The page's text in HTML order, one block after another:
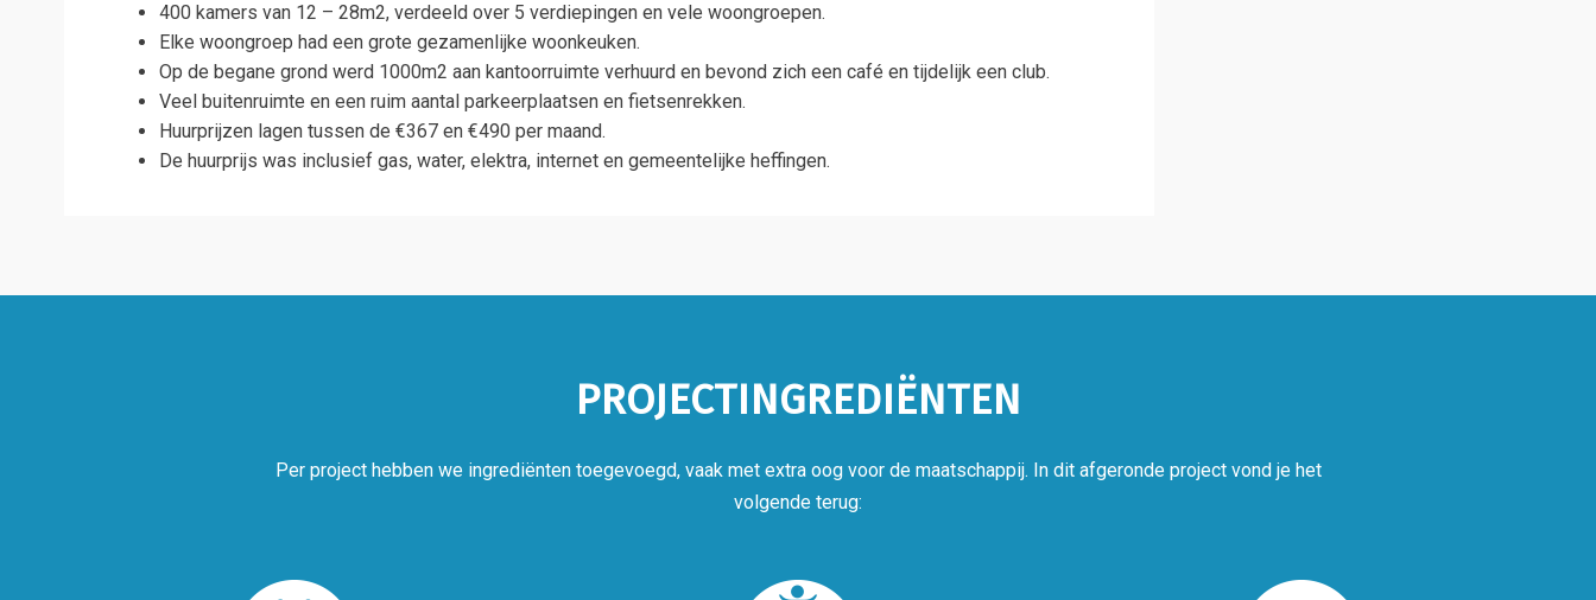
400 kamers van 12 – 28m2, verdeeld over 5 verdiepingen en vele woongroepen.
Elke woongroep had een grote gezamenlijke woonkeuken.
Op de begane grond werd 1000m2 aan kantoorruimte verhuurd en bevond zich een café en tijdelijk een club.
Veel buitenruimte en een ruim aantal parkeerplaatsen en fietsenrekken.
Huurprijzen lagen tussen de €367 en €490 per maand.
De huurprijs was inclusief gas, water, elektra, internet en gemeentelijke heffingen.
PROJECTINGREDIËNTEN
Per project hebben we ingrediënten toegevoegd, vaak met extra oog voor de maatschappij. In dit afgeronde project vond je het
volgende terug: